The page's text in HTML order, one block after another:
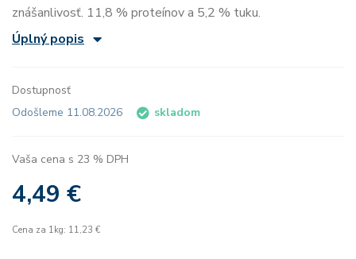
znášanlivosť. 11,8 % proteínov a 5,2 % tuku.
Úplný popis
Dostupnosť
Odošleme 11.08.2026
skladom
Vaša cena s 23 % DPH
4,49 €
Cena za 1kg: 11,23 €